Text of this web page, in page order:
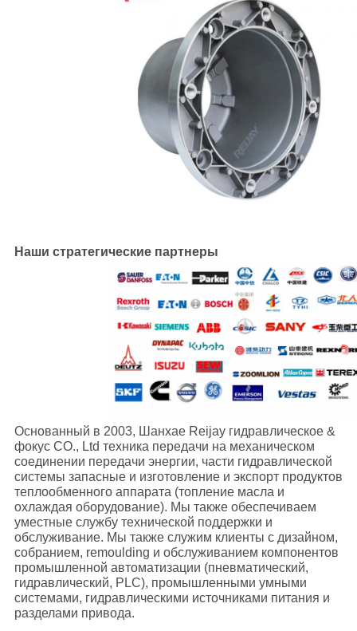
Наши стратегические партнеры
Основанный в 2003, Шанхае Reijay гидравлическое &
фокус CO., Ltd техника передачи на механическом
соединении передачи энергии, части гидравлической
системы запасные и изготовление и экспорт продуктов
теплообменного аппарата (топление масла и
охлаждая оборудование). Мы также обеспечиваем
уместные службу технической поддержки и
обслуживание. Мы также служим клиенты с дизайном,
собранием, remoulding и обслуживанием компонентов
промышленной автоматизации (пневматический,
гидравлический, PLC), промышленными умными
системами, гидравлическими источниками питания и
разделами привода.